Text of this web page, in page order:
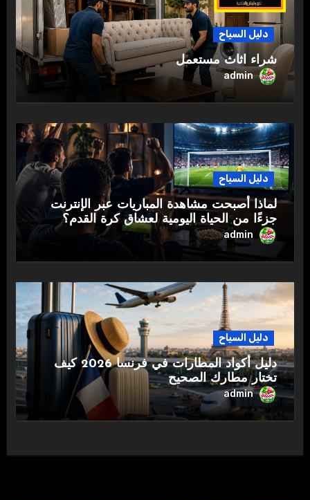
دليل السياح
شراء اثاث مستعمل
admin
دليل السياح
لماذا أصبحت مشاهدة المباريات عبر الإنترنت
جزءًا من الحياة اليومية لعشاق كرة القدم؟
admin
دليل السياح
دليل أكواد المطارات في فرنسا 2026 كيف
تختار مطارك الصحيح
admin